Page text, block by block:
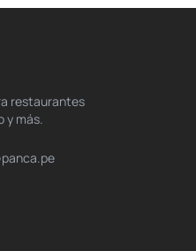
restaurantes
y más.